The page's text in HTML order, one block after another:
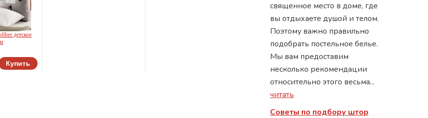
детское
Купить
священное место в доме, где
вы отдыхаете душой и телом.
Поэтому важно правильно
подобрать постельное белье.
Мы вам предоставим
несколько рекомендации
относительно этого весьма...
читать
Советы по подбору штор